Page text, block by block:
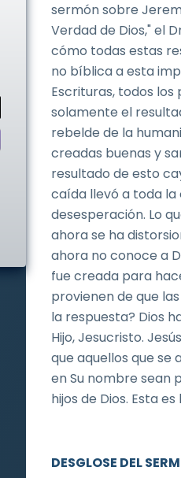
sermón sobre
Verdad de Dios," el
cómo todas estas
no bíblica a esta
Escrituras, todos
solamente el
rebelde de la
creadas buenas y
resultado de esto
caída llevó a toda
desesperación. Lo
ahora se ha
ahora no conoce a
fue creada para
provienen de que
la respuesta? Dios
Hijo, Jesucristo.
que aquellos que
en Su nombre sean
hijos de Dios. Esta
DESGLOSE DEL